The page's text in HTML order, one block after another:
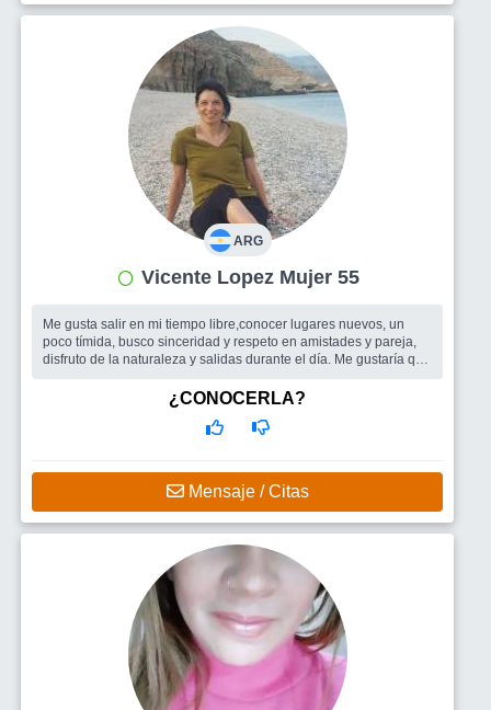
ARG
Vicente Lopez Mujer 55
Me gusta salir en mi tiempo libre,conocer lugares nuevos, un
poco tímida, busco sinceridad y respeto en amistades y pareja,
disfruto de la naturaleza y salidas durante el día. Me gustaría que
Compañía para salir o viajar, si esta la posibilidad pareja.
¿CONOCERLA?
Mensaje / Citas